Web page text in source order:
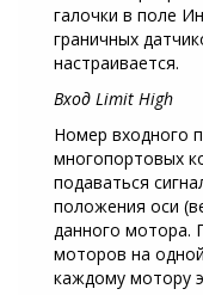
галочки в поле
граничных
настраивается.
Вход Limit High
Номер входного
многопортовых
подаваться
положения оси
данного мотора.
моторов на
каждому мотору